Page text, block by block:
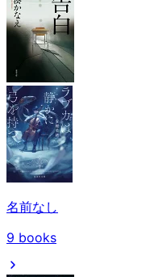
名前なし
9 books